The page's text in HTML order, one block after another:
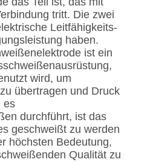
tritt. Die zwei
Leitfähigkeits-
haben.
ist ein
wird, um
übertragen und Druck
es
durchführt, ist das
geschweißt zu werden
höchsten Bedeutung,
Qualität zu